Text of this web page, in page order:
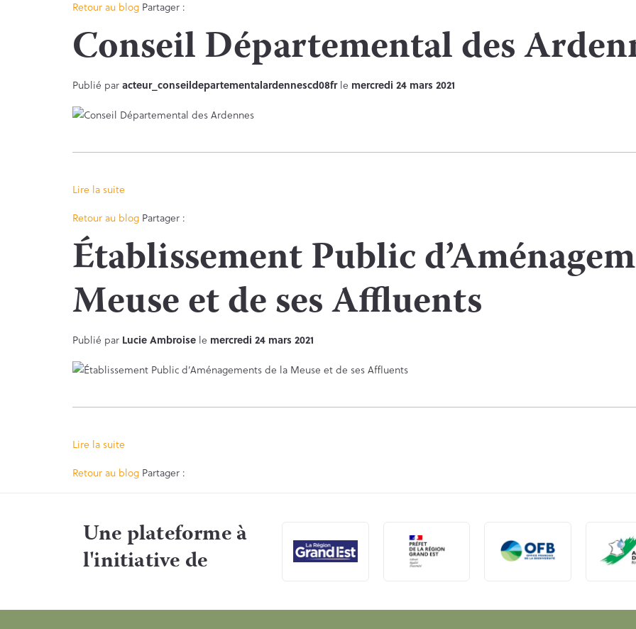
Retour au blog Partager :
Conseil Départemental des
Publié paracteur_conseildepartementalardennescd08frle mercredi 24 mars 2021
Lire la suite
Retour au blog Partager :
Établissement Public
Meuse et de ses Affluents
Publié par Lucie Ambroise le mercredi 24 mars 2021
Lire la suite
Retour au blog Partager :
Une plateforme à
l'initiative de